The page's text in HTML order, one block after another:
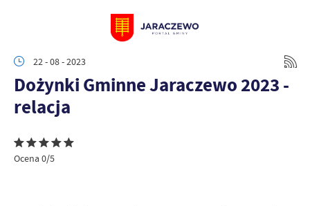
22 - 08 - 2023
Dożynki Gminne Jaraczewo 2023 -
relacja
Ocena 0/5